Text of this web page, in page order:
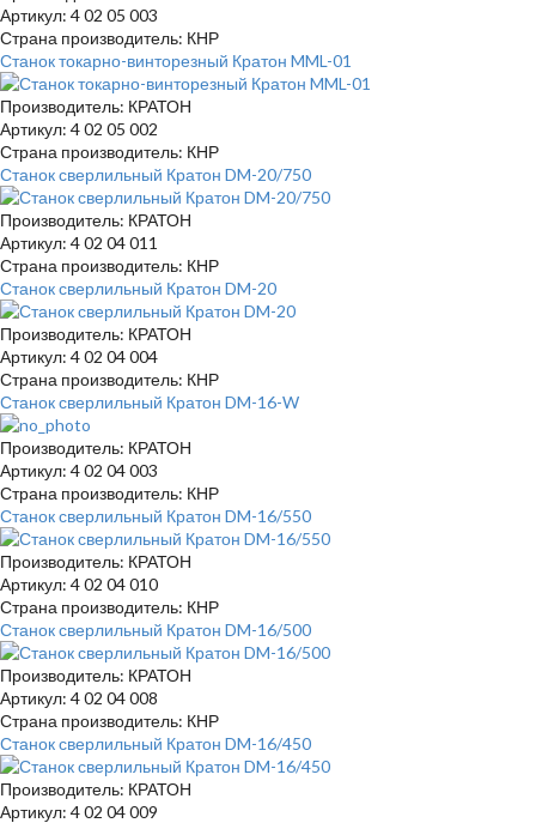
Артикул: 4 02 05 003
Страна производитель: КНР
Станок токарно-винторезный Кратон MML-01
Производитель: КРАТОН
Артикул: 4 02 05 002
Страна производитель: КНР
Станок сверлильный Кратон DM-20/750
Производитель: КРАТОН
Артикул: 4 02 04 011
Страна производитель: КНР
Станок сверлильный Кратон DM-20
Производитель: КРАТОН
Артикул: 4 02 04 004
Страна производитель: КНР
Станок сверлильный Кратон DM-16-W
Производитель: КРАТОН
Артикул: 4 02 04 003
Страна производитель: КНР
Станок сверлильный Кратон DM-16/550
Производитель: КРАТОН
Артикул: 4 02 04 010
Страна производитель: КНР
Станок сверлильный Кратон DM-16/500
Производитель: КРАТОН
Артикул: 4 02 04 008
Страна производитель: КНР
Станок сверлильный Кратон DM-16/450
Производитель: КРАТОН
Артикул: 4 02 04 009